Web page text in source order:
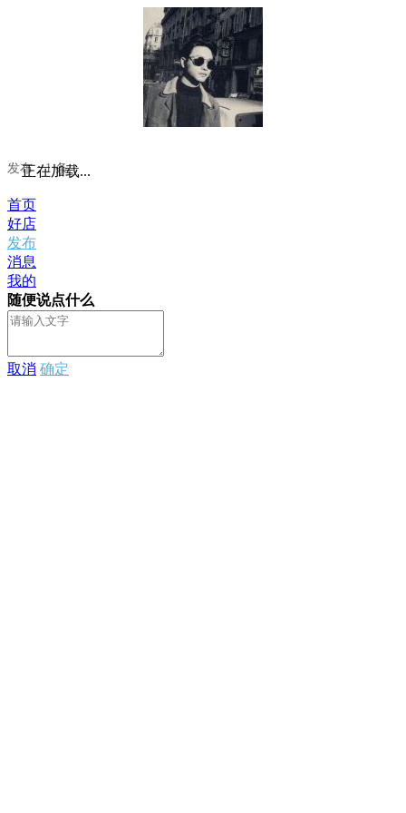
发布：1 条
正在加载...
首页
好店
发布
消息
我的
随便说点什么
取消 确定